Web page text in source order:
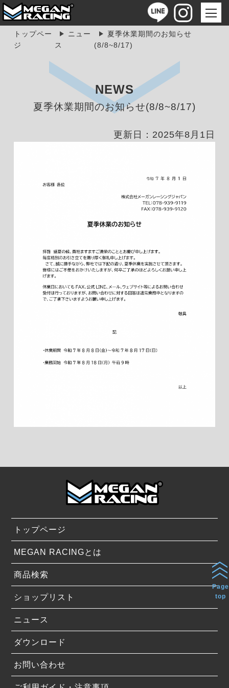
トップペー
ジ
ニュー
ス
夏季休業期間のお知らせ
(8/8~8/17)
NEWS
夏季休業期間のお知らせ(8/8~8/17)
更新日：2025年8月1日
トップページ
MEGAN RACINGとは
商品検索
ショップリスト
ニュース
ダウンロード
お問い合わせ
Page
top